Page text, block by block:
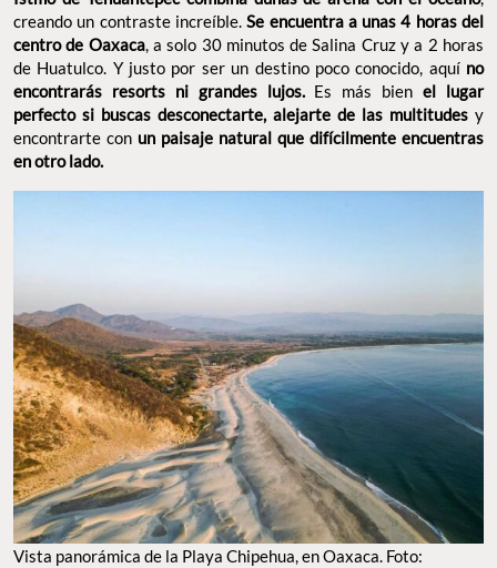
creando un contraste increíble.Se encuentra a unas 4 horas del
centro de Oaxaca, a solo 30 minutos de Salina Cruz y a 2 horas
de Huatulco. Y justo por ser un destino poco conocido, aquí no
encontrarás resorts ni grandes lujos. Es más bienel lugar
perfecto si buscas desconectarte, alejarte de las multitudes y
encontrarte con un paisaje natural que difícilmente encuentras
en otro lado.
Vista panorámica de la Playa Chipehua, en Oaxaca. Foto: